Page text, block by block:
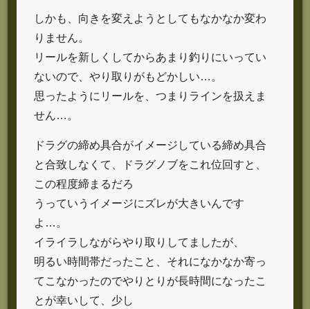
しかも、向きを変えようとしてもなかなか変わ
りません。
リールを新しくしてからあまり釣りにいってい
ないので、やり取りがもどかしい…。
思ったようにリールを、つまりラインを扱えま
せん…。
ドラグの締め具合がイメージしている締め具合
と合致しなくて、ドラグノブをこれ位回すと、
この程度締まるだろ
うっていうイメージにズレが大きいんです
よ…。
イライラしながらやり取りしてましたが、
明るい時間帯だったこと、それになかなか寄っ
てこなかったのでやりとりが長時間になったこ
とが幸いして、少し